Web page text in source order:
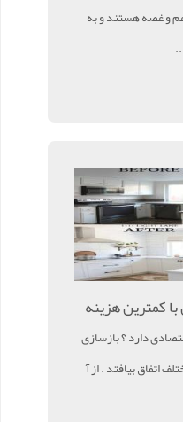
و غصه هستند و به
کمترین هزینه
دارد ؟ بازسازی
اتفاق بیافتد . از آ